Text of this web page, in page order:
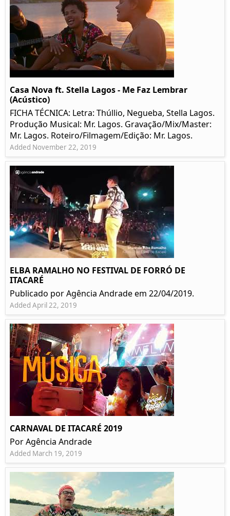
Casa Nova ft. Stella Lagos - Me Faz Lembrar
(Acústico)
FICHA TÉCNICA: Letra: Thúllio, Negueba, Stella Lagos.
Produção Musical: Mr. Lagos. Gravação/Mix/Master:
Mr. Lagos. Roteiro/Filmagem/Edição: Mr. Lagos.
Added November 22, 2019
ELBA RAMALHO NO FESTIVAL DE FORRÓ DE
ITACARÉ
Publicado por Agência Andrade em 22/04/2019.
Added April 22, 2019
CARNAVAL DE ITACARÉ 2019
Por Agência Andrade
Added March 19, 2019